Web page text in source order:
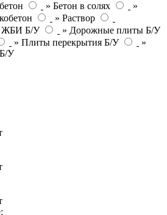
» Бетон в солях
»
» Раствор
ЖБИ Б/У
» Дорожные плиты Б/У
» Плиты перекрытия Б/У
»
У